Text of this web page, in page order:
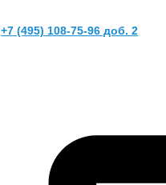
+7 (495) 108-75-96 доб. 2